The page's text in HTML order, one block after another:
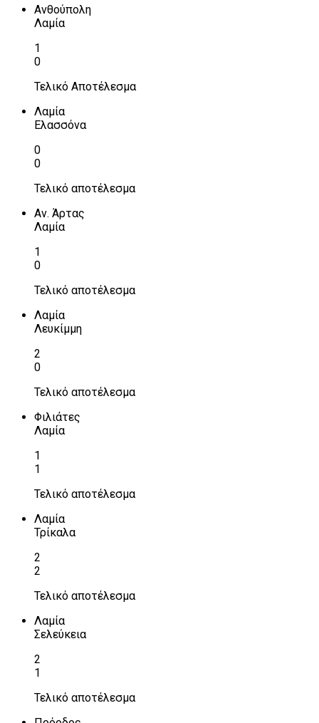
Ανθούπολη
Λαμία
1
0
Τελικό Αποτέλεσμα
Λαμία
Ελασσόνα
0
0
Τελικό αποτέλεσμα
Αν. Άρτας
Λαμία
1
0
Τελικό αποτέλεσμα
Λαμία
Λευκίμμη
2
0
Τελικό αποτέλεσμα
Φιλιάτες
Λαμία
1
1
Τελικό αποτέλεσμα
Λαμία
Τρίκαλα
2
2
Τελικό αποτέλεσμα
Λαμία
Σελεύκεια
2
1
Τελικό αποτέλεσμα